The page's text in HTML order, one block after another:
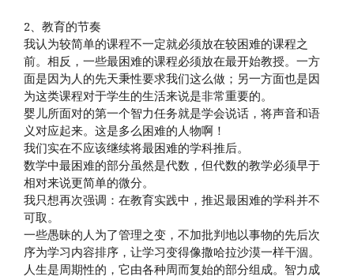
2、教育的节奏
我认为较简单的课程不一定就必须放在较困难的课程之
前。相反，一些最困难的课程必须放在最开始教授。一方
面是因为人的先天秉性要求我们这么做；另一方面也是因
为这类课程对于学生的生活来说是非常重要的。
婴儿所面对的第一个智力任务就是学会说话，将声音和语
义对应起来。这是多么困难的人物啊！
我们实在不应该继续将最困难的学科推后。
数学中最困难的部分虽然是代数，但代数的教学必须早于
相对来说更简单的微分。
我只想再次强调：在教育实践中，推迟最困难的学科并不
可取。
一些愚昧的人为了管理之变，不加批判地以事物的先后次
序为学习内容排序，让学习变得像撒哈拉沙漠一样干涸。
人生是周期性的，它由各种周而复始的部分组成。智力成